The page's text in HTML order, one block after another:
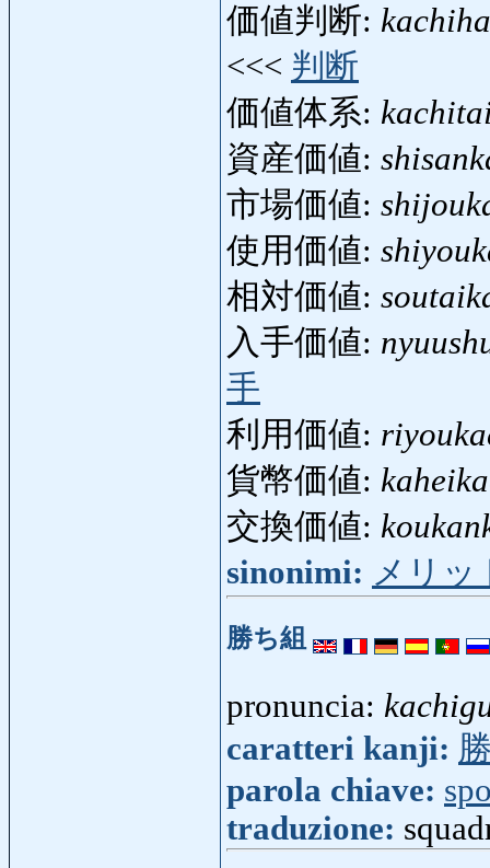
価値判断:
<<< 判断
価値体系:
資産価値:
市場価値:
使用価値:
相対価値:
入手価値:
手
利用価値:
貨幣価値:
交換価値:
sinonimi: メリッ
勝ち組
pronuncia:
caratteri kanji:
parola chiave:
traduzione: